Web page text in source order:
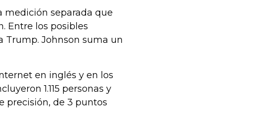
separada que
Entre los posibles
Trump. Johnson suma un
en inglés y en los
1.115 personas y
precisión, de 3 puntos